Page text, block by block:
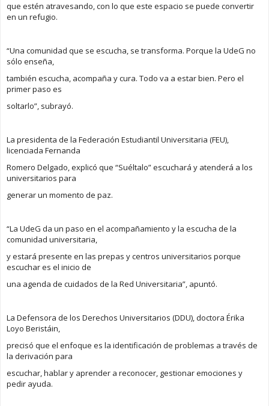
que estén atravesando, con lo que este espacio se puede convertir
en un refugio.
“Una comunidad que se escucha, se transforma. Porque la UdeG no
sólo enseña,
también escucha, acompaña y cura. Todo va a estar bien. Pero el
primer paso es
soltarlo”, subrayó.
La presidenta de la Federación Estudiantil Universitaria (FEU),
licenciada Fernanda
Romero Delgado, explicó que “Suéltalo” escuchará y atenderá a los
universitarios para
generar un momento de paz.
“La UdeG da un paso en el acompañamiento y la escucha de la
comunidad universitaria,
y estará presente en las prepas y centros universitarios porque
escuchar es el inicio de
una agenda de cuidados de la Red Universitaria”, apuntó.
La Defensora de los Derechos Universitarios (DDU), doctora Érika
Loyo Beristáin,
precisó que el enfoque es la identificación de problemas a través de
la derivación para
escuchar, hablar y aprender a reconocer, gestionar emociones y
pedir ayuda.